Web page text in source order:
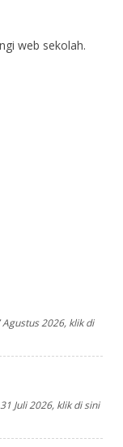
web sekolah.
2026, klik di
Juli 2026, klik di sini